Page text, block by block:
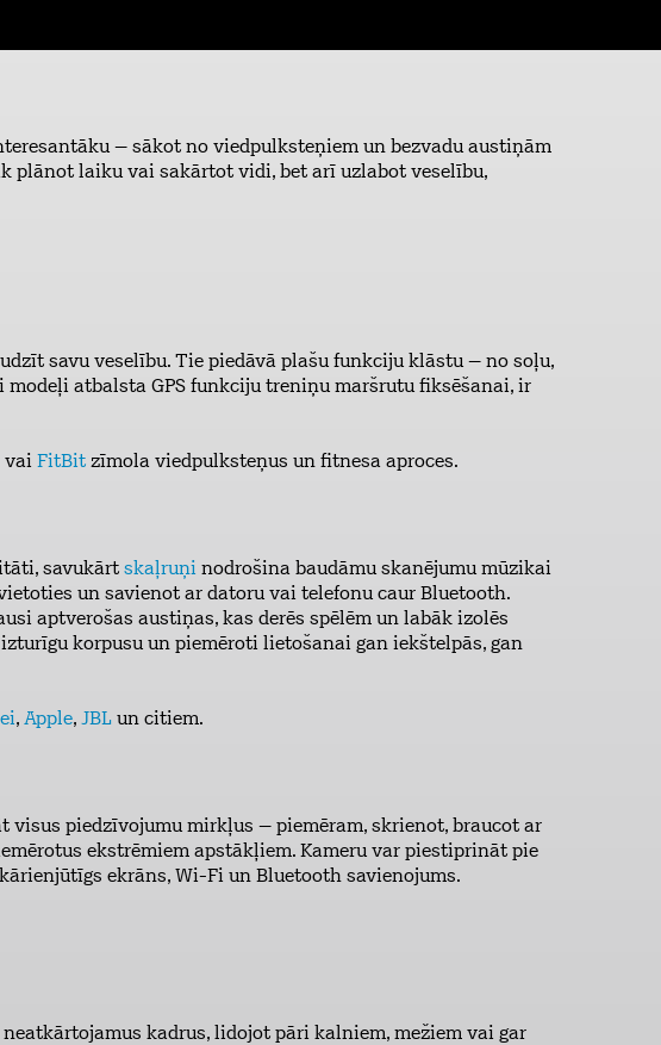
– sākot no viedpulksteņiem un bezvadu austiņām
plānot laiku vai sakārtot vidi, bet arī uzlabot veselību,
savu veselību. Tie piedāvā plašu funkciju klāstu – no soļu,
atbalsta GPS funkciju treniņu maršrutu fiksēšanai, ir
vai FitBit zīmola viedpulksteņus un fitnesa aproces.
savukārt skaļruņi nodrošina baudāmu skanējumu mūzikai
un savienot ar datoru vai telefonu caur Bluetooth.
aptverošas austiņas, kas derēs spēlēm un labāk izolēs
korpusu un piemēroti lietošanai gan iekštelpās, gan
, Apple, JBL un citiem.
visus piedzīvojumu mirkļus – piemēram, skrienot, braucot ar
ekstrēmiem apstākļiem. Kameru var piestiprināt pie
ekrāns, Wi-Fi un Bluetooth savienojums.
kadrus, lidojot pāri kalniem, mežiem vai gar